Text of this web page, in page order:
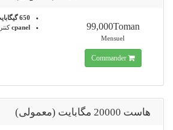
650 گیگابایت
cpanel
99,000Toman
Mensuel
Commander
هاست 20000 مگابایت (معمولی)